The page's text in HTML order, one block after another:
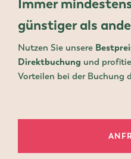
Immer
günstiger als
Nutzen Sie unsere
Direktbuchung und
Vorteilen bei der Buchung